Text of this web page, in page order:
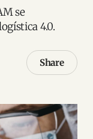
se
4.0.
Share